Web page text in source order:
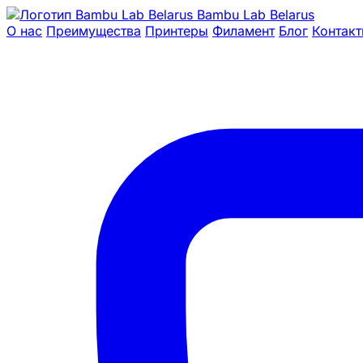
Bambu Lab Belarus
О нас Преимущества Принтеры Филамент Блог